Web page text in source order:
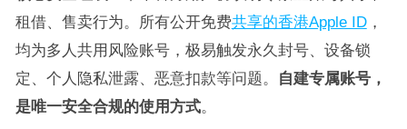
租借、售卖行为。所有公开免费共享的香港Apple ID，
均为多人共用风险账号，极易触发永久封号、设备锁
定、个人隐私泄露、恶意扣款等问题。
自建专属账号，
是唯一安全合规的使用方式。